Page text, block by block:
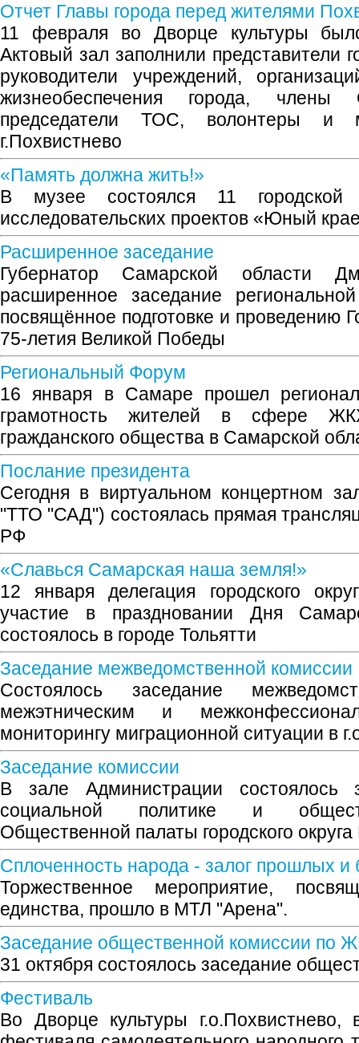
Отчет Главы города перед жителями
11 февраля во Дворце культуры
Актовый зал заполнили представители
руководители учреждений,
жизнеобеспечения города, члены
председатели ТОС, волонтеры и
г.Похвистнево
«Память должна жить!»
В музее состоялся 11 городской
исследовательских проектов «Юный
Расширенное заседание
Губернатор Самарской области
расширенное заседание
посвящённое подготовке и проведению
75-летия Великой Победы
Региональный Форум
16 января в Самаре прошел
грамотность жителей в сфере
гражданского общества в Самарской
Послание президента
Сегодня в виртуальном концертном
"ТТО "САД") состоялась прямая
РФ
«Славься Самарская наша земля!»
12 января делегация городского
участие в праздновании Дня
состоялось в городе Тольятти
Заседание межведомственной комиссии
Состоялось заседание
межэтническим и
мониторингу миграционной ситуации в
Заседание комиссии
В зале Администрации состоялось
социальной политике и
Общественной палаты городского
Сплоченность народа - залог прошлых и
Торжественное мероприятие,
единства, прошло в МТЛ "Арена".
Заседание общественной комиссии по
31 октября состоялось заседание
Фестиваль
Во Дворце культуры г.о.Похвистнево,